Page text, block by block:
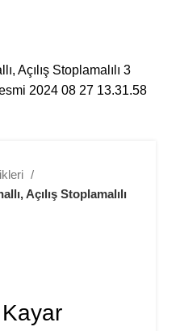
Açılış Stoplamalılı